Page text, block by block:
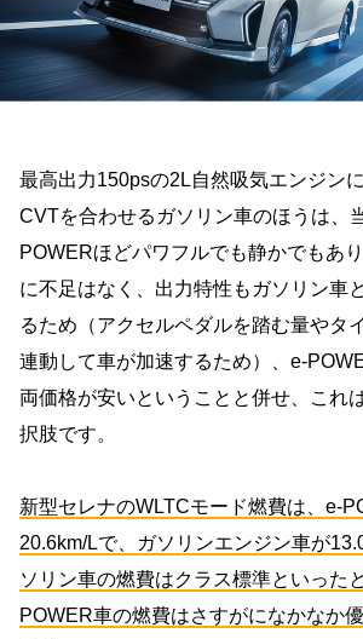
最高出力150psの2L自然吸気エンジン
CVTを合わせるガソリン車のほうは、
POWERほどパワフルでも静かでもあ
に不足はなく、出力特性もガソリン車
るため（アクセルペダルを踏む量やタ
連動して車が加速するため）、e-
両価格が安いということと併せ、これ
択肢です。
新型セレナのWLTCモード燃費は、e-
20.6km/Lで、ガソリンエンジン車が
ソリン車の燃費はクラス標準といった
POWER車の燃費はさすがになかなか